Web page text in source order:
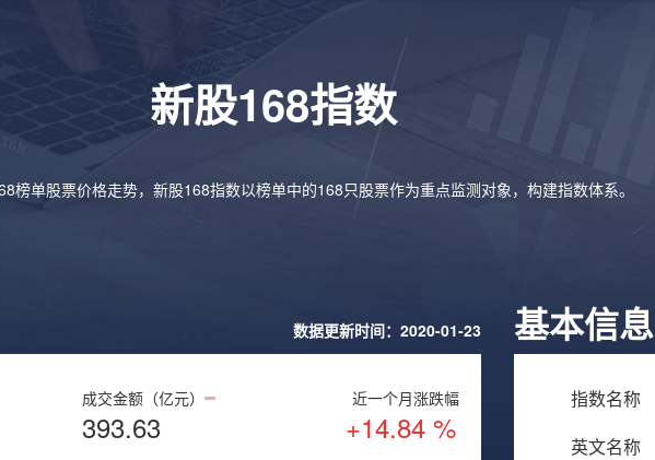
新股168指数
榜单股票价格走势，新股168指数以榜单中的168只股票作为重点监测对象，构建指数体系。
数据更新时间：2020-01-23
成交金额（亿元）
393.63
近一个月涨跌幅
+14.84 %
基本信息
指数名称
英文名称